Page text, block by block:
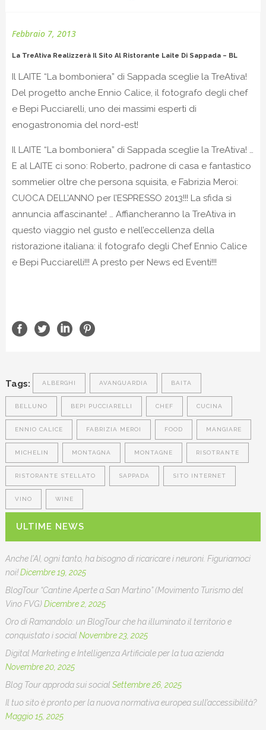
Febbraio 7, 2013
La TreAtiva Realizzerà Il Sito Al Ristorante Laite Di Sappada – BL
Il LAITE “La bomboniera” di Sappada sceglie la TreAtiva!
Del progetto anche Ennio Calice, il fotografo degli chef
e Bepi Pucciarelli, uno dei massimi esperti di
enogastronomia del nord-est!
Il LAITE “La bomboniera” di Sappada sceglie la TreAtiva! …
E al LAITE ci sono: Roberto, padrone di casa e fantastico
sommelier oltre che persona squisita, e Fabrizia Meroi:
CUOCA DELL’ANNO per l’ESPRESSO 2013!!! La sfida si
annuncia affascinante! … Affiancheranno la TreAtiva in
questo viaggio nel gusto e nell’eccellenza della
ristorazione italiana: il fotografo degli Chef Ennio Calice
e Bepi Pucciarelli!!! A presto per News ed Eventi!!!
Tags: ALBERGHI AVANGUARDIA BAITA
BELLUNO BEPI PUCCIARELLI CHEF CUCINA
ENNIO CALICE FABRIZIA MEROI FOOD MANGIARE
MICHELIN MONTAGNA MONTAGNE RISOTRANTE
RISTORANTE STELLATO SAPPADA SITO INTERNET
VINO WINE
ULTIME NEWS
Anche l’AI, ogni tanto, ha bisogno di ricaricare i neuroni. Figuriamoci
noi!Dicembre 19, 2025
BlogTour “Cantine Aperte a San Martino” (Movimento Turismo del
Vino FVG)Dicembre 2, 2025
Oro di Ramandolo: un BlogTour che ha illuminato il territorio e
conquistato i social Novembre 23, 2025
Digital Marketing e Intelligenza Artificiale per la tua azienda
Novembre 20, 2025
Blog Tour approda sui social Settembre 26, 2025
Il tuo sito è pronto per la nuova normativa europea sull’accessibilità?
Maggio 15, 2025